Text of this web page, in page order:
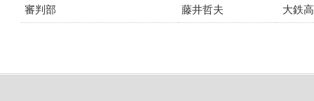
審判部 藤井哲夫 大鉄